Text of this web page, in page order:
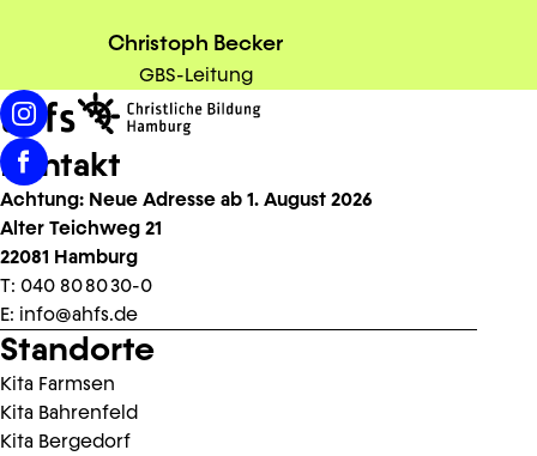
Christoph Becker
GBS-Leitung
Kontakt
Achtung: Neue Adresse ab 1. August 2026
Alter Teichweg 21
22081 Hamburg
T: 040 80 80 30-0
E: info@ahfs.de
Standorte
Kita Farmsen
Kita Bahrenfeld
Kita Bergedorf